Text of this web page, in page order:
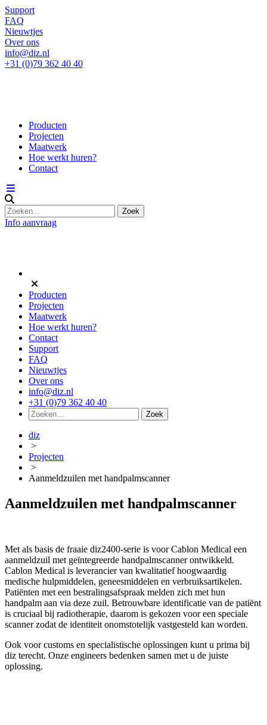
Support
FAQ
Nieuwtjes
Over ons
info@diz.nl
+31 (0)79 362 40 40
Producten
Projecten
Maatwerk
Hoe werkt huren?
Contact
Info aanvraag
Producten
Projecten
Maatwerk
Hoe werkt huren?
Contact
Support
FAQ
Nieuwtjes
Over ons
info@diz.nl
+31 (0)79 362 40 40
diz
>
Projecten
>
Aanmeldzuilen met handpalmscanner
Aanmeldzuilen met handpalmscanner
Met als basis de fraaie diz2400-serie is voor Cablon Medical een
aanmeldzuil met geïntegreerde handpalmscanner ontwikkeld.
Cablon Medical is leverancier van kwalitatief hoogwaardig
medische hulpmiddelen, geneesmiddelen en verbruiksartikelen.
Patiënten met een bestralingsafspraak melden zich met hun
handpalm aan via deze zuil. Betrouwbare identificatie van de patiënt
is cruciaal bij radiotherapie, daarom is gekozen voor een speciale
scanner zodat de identiteit onomstotelijk vastgesteld kan worden.
Ook voor customs en specialistische oplossingen kunt u prima bij
diz terecht. Onze engineers bedenken samen met u de juiste
oplossing.